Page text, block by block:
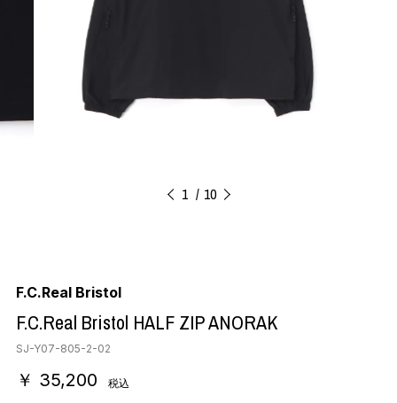
1 10
F.C.Real Bristol
F.C.Real Bristol HALF ZIP ANORAK
SJ-Y07-805-2-02
￥ 35,200 税込